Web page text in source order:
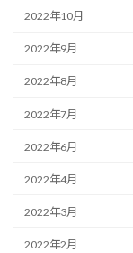
2022年10月
2022年9月
2022年8月
2022年7月
2022年6月
2022年4月
2022年3月
2022年2月